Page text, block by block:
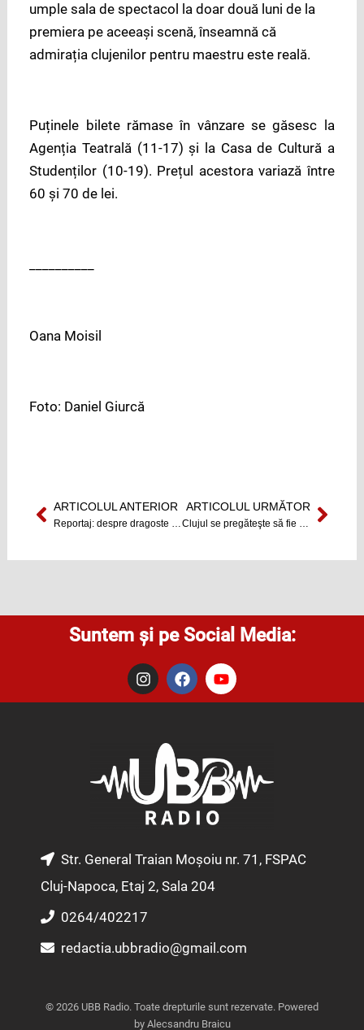
umple sala de spectacol la doar două luni de la
premiera pe aceeași scenă, înseamnă că
admirația clujenilor pentru maestru este reală.
Puținele bilete rămase în vânzare se găsesc la
Agenția Teatrală (11-17) și la Casa de Cultură a
Studenților (10-19). Prețul acestora variază între
60 și 70 de lei.
Oana Moisil
Foto: Daniel Giurcă
Prev
ARTICOLUL ANTERIOR
Reportaj: despre dragoste şi tehnologie
ARTICOLUL URMĂTOR
Clujul se pregăteşte să fie TIFFNext
Suntem și pe Social Media:
I
n
s
m
F
a
c
o
k
Y
o
u
e
Str. General Traian Moșoiu nr. 71, FSPAC
Cluj-Napoca, Etaj 2, Sala 204
0264/402217
redactia.ubbradio@gmail.com
© 2026 UBB Radio. Toate drepturile sunt rezervate. Powered
by Alecsandru Braicu